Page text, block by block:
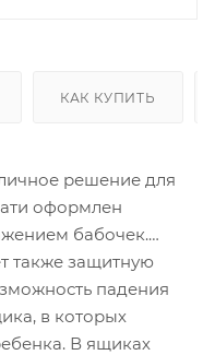
КАК КУПИТЬ
решение для
оформлен
бабочек.
также защитную
падения
в которых
В ящиках